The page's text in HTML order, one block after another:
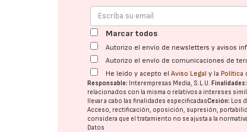
Marcar todos
Autorizo el envío de newsletters y avisos
Autorizo el envío de comunicaciones de
He leído y acepto elAviso Legal y la Política
Responsable: Interempresas Media, S.L.U.Finalidades:
relacionados con la misma o relativos a intereses
llevar a cabo las finalidades especificadasCesión: Los
Acceso, rectificación, oposición, supresión,
considera que el tratamiento no se ajusta a la
Datos